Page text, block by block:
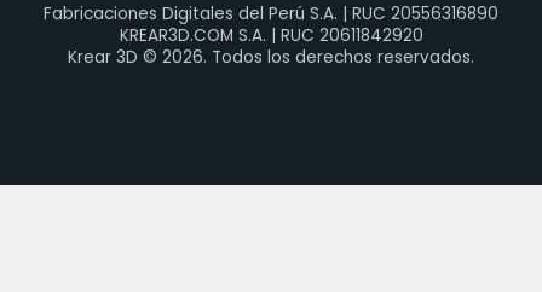
Fabricaciones Digitales del Perú S.A. | RUC 20556316890
KREAR3D.COM S.A. | RUC 20611842920
Krear 3D © 2026. Todos los derechos reservados.